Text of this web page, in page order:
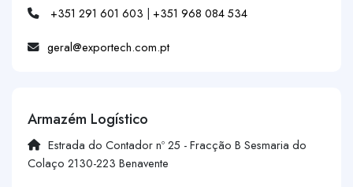
+351 291 601 603 | +351 968 084 534
geral@exportech.com.pt
Armazém Logístico
Estrada do Contador nº 25 - Fracção B Sesmaria do
Colaço 2130-223 Benavente